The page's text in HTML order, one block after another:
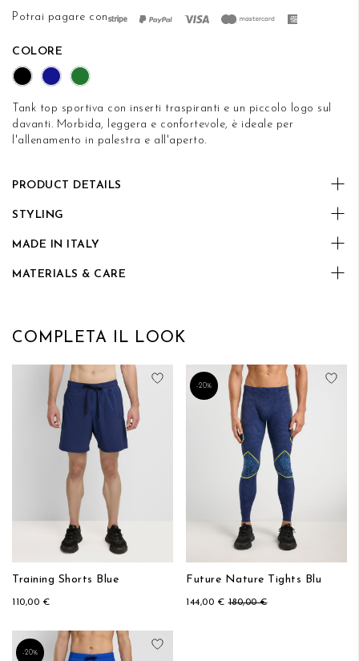
Potrai pagare con
COLORE
Tank top sportiva con inserti traspiranti e un piccolo logo sul
davanti. Morbida, leggera e confortevole, è ideale per
l'allenamento in palestra e all'aperto.
PRODUCT DETAILS
STYLING
MADE IN ITALY
MATERIALS & CARE
COMPLETA IL LOOK
Aggiungi alla lista desideri
Training Shorts Blue
110,00 €
-20%
Future Nature Tights Blu
144,00 € 180,00 €
-20%
Aggiungi alla lista desideri